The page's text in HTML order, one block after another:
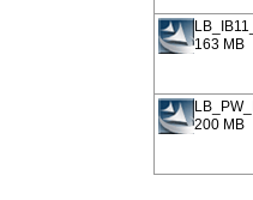
163 MB
200 MB